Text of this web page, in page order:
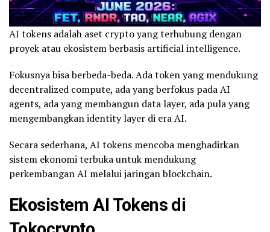
AI tokens adalah aset crypto yang terhubung dengan
proyek atau ekosistem berbasis artificial intelligence.
Fokusnya bisa berbeda-beda. Ada token yang mendukung
decentralized compute, ada yang berfokus pada AI
agents, ada yang membangun data layer, ada pula yang
mengembangkan identity layer di era AI.
Secara sederhana, AI tokens mencoba menghadirkan
sistem ekonomi terbuka untuk mendukung
perkembangan AI melalui jaringan blockchain.
Ekosistem AI Tokens di